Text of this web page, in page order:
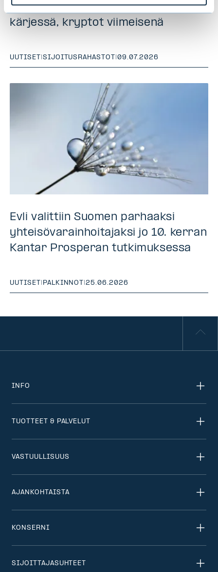
osakkeet ja perinteiset rahastot
kärjessä, kryptot viimeisenä
UUTISET SIJOITUSRAHASTOT |09.07.2026
Evli valittiin Suomen parhaaksi
yhteisövarainhoitajaksi jo 10. kerran
Kantar Prosperan tutkimuksessa
UUTISET | PALKINNOT |25.06.2026
INFO
TUOTTEET & PALVELUT
VASTUULLISUUS
AJANKOHTAISTA
KONSERNI
SIJOITTAJASUHTEET